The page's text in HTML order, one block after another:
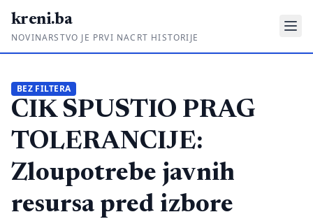
kreni.ba
NOVINARSTVO JE PRVI NACRT HISTORIJE
Priče sa ruba
Ponos i glas
Daljinski u ruke
Romski put
BEZ FILTERA
CIK SPUSTIO PRAG
TOLERANCIJE:
Zloupotrebe javnih
resursa pred izbore